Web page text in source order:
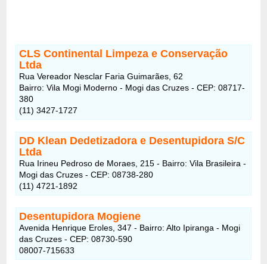
CLS Continental Limpeza e Conservação
Ltda
Rua Vereador Nesclar Faria Guimarães, 62
Bairro: Vila Mogi Moderno - Mogi das Cruzes - CEP: 08717-
380
(11) 3427-1727
DD Klean Dedetizadora e Desentupidora S/C
Ltda
Rua Irineu Pedroso de Moraes, 215 - Bairro: Vila Brasileira -
Mogi das Cruzes - CEP: 08738-280
(11) 4721-1892
Desentupidora Mogiene
Avenida Henrique Eroles, 347 - Bairro: Alto Ipiranga - Mogi
das Cruzes - CEP: 08730-590
08007-715633